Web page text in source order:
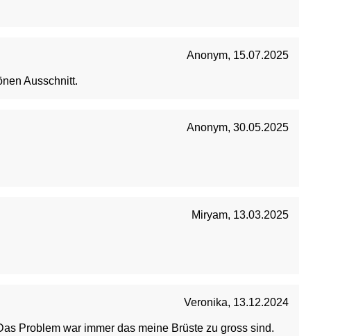
Anonym, 15.07.2025
Ausschnitt.
Anonym, 30.05.2025
Miryam, 13.03.2025
Veronika, 13.12.2024
Problem war immer das meine Brüste zu gross sind.